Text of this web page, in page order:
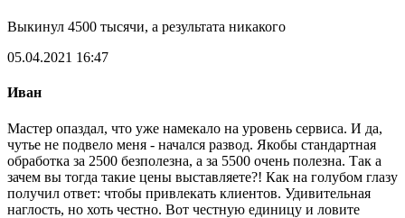
Выкинул 4500 тысячи, а результата никакого
05.04.2021 16:47
Иван
Мастер опаздал, что уже намекало на уровень сервиса. И да,
чутье не подвело меня - начался развод. Якобы стандартная
обработка за 2500 безполезна, а за 5500 очень полезна. Так а
зачем вы тогда такие цены выставляете?! Как на голубом глазу
получил ответ: чтобы привлекать клиентов. Удивительная
наглость, но хоть честно. Вот честную единицу и ловите